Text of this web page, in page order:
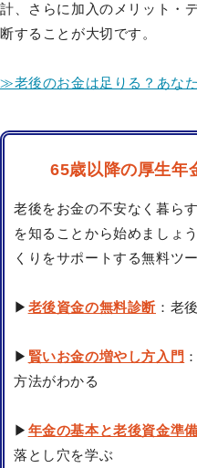
計、さらに加入のメリット・
断することが大切です。
≫老後のお金は足りる？あな
65歳以降の厚生年
老後をお金の不安なく暮ら
を知ることから始めましょ
くりをサポートする無料ツ
▶ 老後資金の無料診断 ：老
▶ 賢いお金の増やし方入門
方法がわかる
▶ 年金の基本と老後資金準備
落とし穴を学ぶ